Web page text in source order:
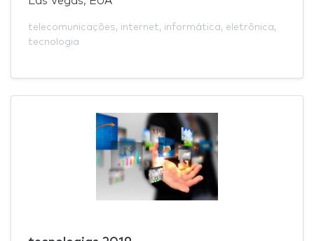
telecomunicações, internet, informática, eletrônica,
tecnologia